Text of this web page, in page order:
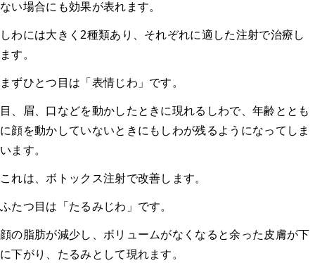
ない場合にも効果が表れます。
しわには大きく2種類あり、それぞれに適した注射で治療し
ます。
まずひとつ目は「表情じわ」です。
目、眉、口などを動かしたときに現れるしわで、年齢ととも
に顔を動かしていないときにもしわが残るようになってしま
います。
これは、ボトックス注射で改善します。
ふたつ目は「たるみじわ」です。
顔の脂肪が減少し、ボリュームがなくなると余った皮膚が下
に下がり、たるみとして現れます。